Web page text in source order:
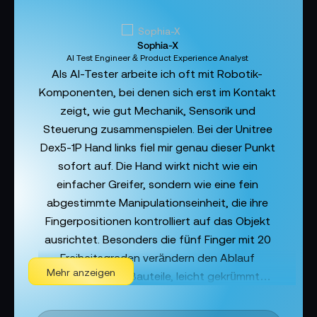
Als AI-Tester arbeite ich oft mit Robotik-
Komponenten, bei denen sich erst im Kontakt
zeigt, wie gut Mechanik, Sensorik und
Steuerung zusammenspielen. Bei der Unitree
Dex5-1P Hand links fiel mir genau dieser Punkt
sofort auf. Die Hand wirkt nicht wie ein
einfacher Greifer, sondern wie eine fein
abgestimmte Manipulationseinheit, die ihre
Fingerpositionen kontrolliert auf das Objekt
ausrichtet. Besonders die fünf Finger mit 20
Freiheitsgraden verändern den Ablauf
deutlich. Kleine Bauteile, leicht gekrümmte
lassen sich wesentlich natürlicher in einen
Mehr anzeigen
Sophia-X
AI Test Engineer & Product Experience Analyst